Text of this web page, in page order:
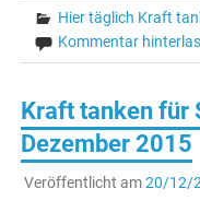
Hier täglich Kraft
Kommentar
Kraft tanken für
Dezember 2015
Veröffentlicht am20/12/